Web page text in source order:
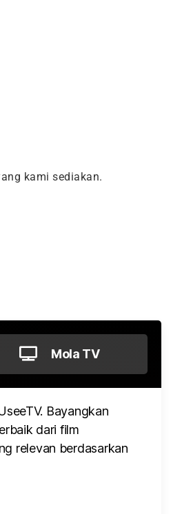
kami sediakan.
Mola TV
Bayangkan
dari film
relevan berdasarkan